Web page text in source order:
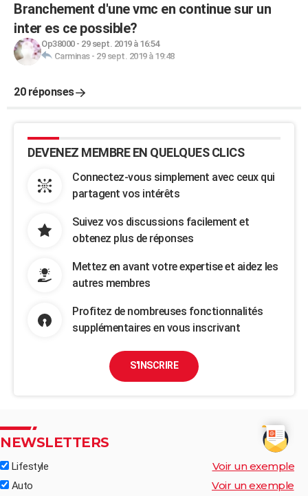
Branchement d'une vmc en continue sur un
inter es ce possible?
Op38000- 29 sept. 2019 à 16:54
Carminas- 29 sept. 2019 à 19:48
20 réponses
DEVENEZ MEMBRE EN QUELQUES CLICS
Connectez-vous simplement avec ceux qui
partagent vos intérêts
Suivez vos discussions facilement et
obtenez plus de réponses
Mettez en avant votre expertise et aidez les
autres membres
Profitez de nombreuses fonctionnalités
supplémentaires en vous inscrivant
S'INSCRIRE
NEWSLETTERS
Lifestyle Voir un exemple
Auto Voir un exemple